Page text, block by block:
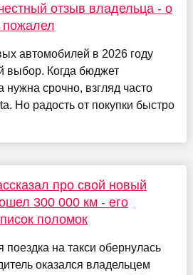
отзыв владельца - о
пожалел
автомобилей в 2026 году
выбор. Когда бюджет
срочно, взгляд часто
Но радость от покупки быстро
про свой новый
300 000 км - его
поломок
на такси обернулась
оказался владельцем